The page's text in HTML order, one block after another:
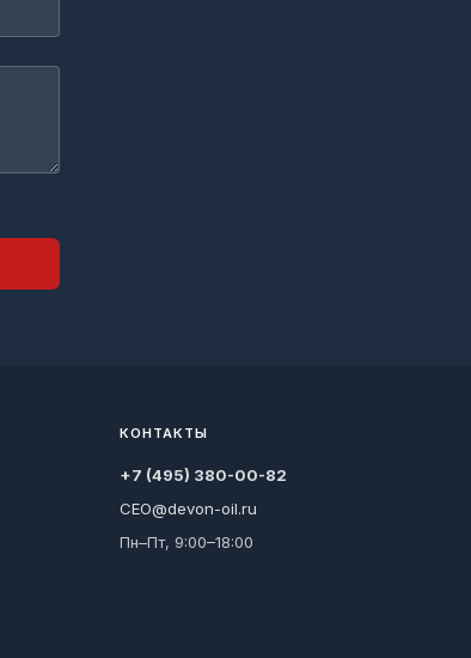
КОНТАКТЫ
+7 (495) 380-00-82
CEO@devon-oil.ru
Пн–Пт, 9:00–18:00